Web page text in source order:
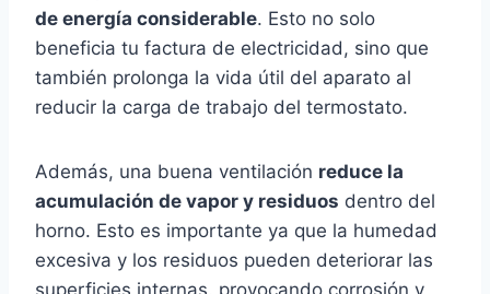
de energía considerable. Esto no solo
beneficia tu factura de electricidad, sino que
también prolonga la vida útil del aparato al
reducir la carga de trabajo del termostato.
Además, una buena ventilación reduce la
acumulación de vapor y residuos dentro del
horno. Esto es importante ya que la humedad
excesiva y los residuos pueden deteriorar las